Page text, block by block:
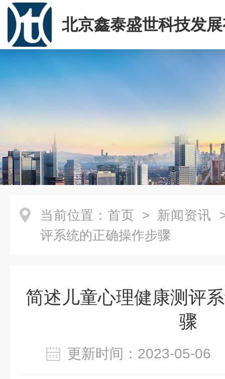
北京鑫泰盛世科技发
司
当前位置： 首页 > 新闻资讯
评系统的正确操作步骤
简述儿童心理健康测评
骤
更新时间：2023-05-